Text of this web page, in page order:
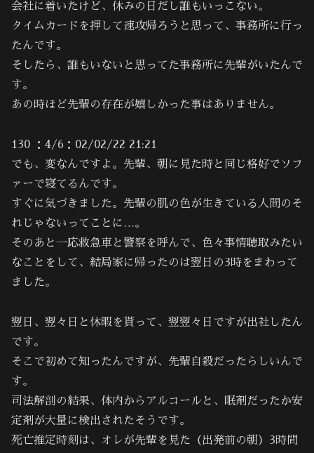
会社に着いたけど、休みの日だし誰もいっこない。
タイムカードを押して速攻帰ろうと思って、事務所に行っ
たんです。
そしたら、誰もいないと思ってた事務所に先輩がいたんで
す。
あの時ほど先輩の存在が嬉しかった事はありません。
130 ：4/6：02/02/22 21:21
でも、変なんですよ。先輩、朝に見た時と同じ格好でソフ
ァーで寝てるんです。
すぐに気づきました。先輩の肌の色が生きている人間のそ
れじゃないってことに…。
そのあと一応救急車と警察を呼んで、色々事情聴取みたい
なことをして、結局家に帰ったのは翌日の3時をまわって
ました。
翌日、翌々日と休暇を貰って、翌翌々日ですが出社したん
です。
そこで初めて知ったんですが、先輩自殺だったらしいんで
す。
司法解剖の結果、体内からアルコールと、眠剤だったか安
定剤が大量に検出されたそうです。
死亡推定時刻は、オレが先輩を見た（出発前の朝）3時間